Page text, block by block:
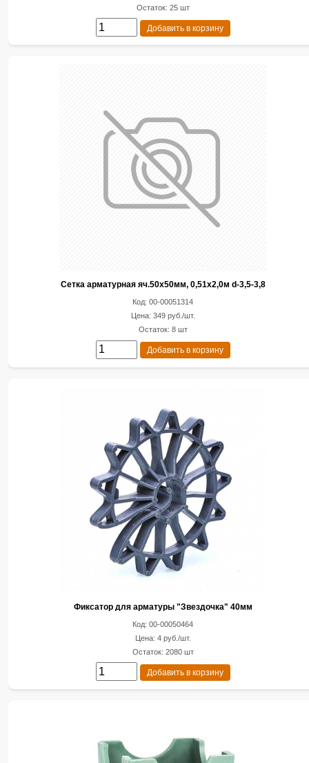
Остаток: 25 шт
Добавить в корзину
Сетка арматурная яч.50х50мм, 0,51х2,0м d-3,5-3,8
Код: 00-00051314
Цена: 349 руб./шт.
Остаток: 8 шт
Добавить в корзину
Фиксатор для арматуры "Звездочка" 40мм
Код: 00-00050464
Цена: 4 руб./шт.
Остаток: 2080 шт
Добавить в корзину